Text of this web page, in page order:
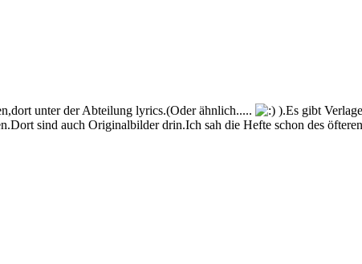
unter der Abteilung lyrics.(Oder ähnlich.....
).Es gibt
sind auch Originalbilder drin.Ich sah die Hefte schon des